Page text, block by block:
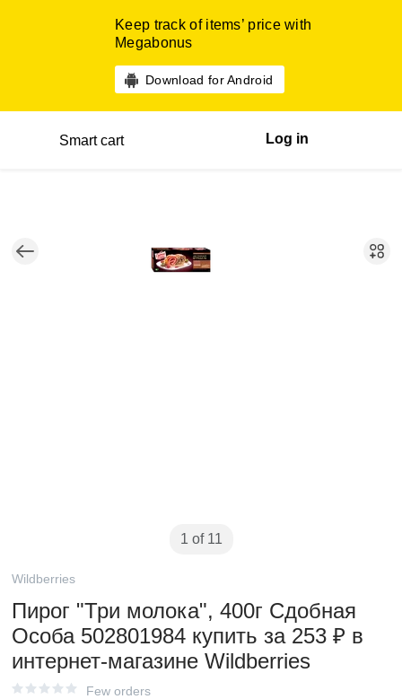
Keep track of items’ price with
Megabonus
Download for Android
Smart cart Log in
1 of 11
Wildberries
Пирог "Три молока", 400г Сдобная
Особа 502801984 купить за 253 ₽ в
интернет‑магазине Wildberries
Few orders